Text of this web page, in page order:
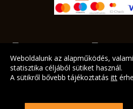
Weboldalunk az alapműködés,
statisztika céljából sütiket használ.
A sütikről bővebb tájékoztatás itt